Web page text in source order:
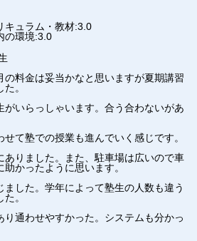
キュラム・教材:3.0
の環境:3.0
の料金は妥当かなと思いますが夏期講習
。
がいらっしゃいます。合う合わないがあ
て塾での授業も進んでいく感じです。
ありました。また、駐車場は広いので車
かったように思います。
した。学年によって塾生の人数も違う
。
り通わせやすかった。システムも分かっ